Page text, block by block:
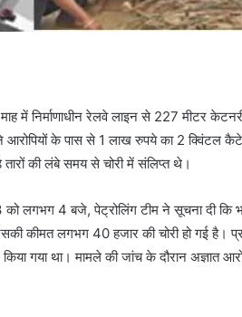
में निर्माणाधीन रेलवे लाइन से 227 मीटर
आरोपियों के पास से 1 लाख रुपये का 2 क्विंटल
की लंबे समय से चोरी में संलिप्त थे।
लगभग 4 बजे, पेट्रोलिंग टीम ने सूचना दी कि
कीमत लगभग 40 हजार की चोरी हो गई है।
गया था। मामले की जांच के दौरान अज्ञात